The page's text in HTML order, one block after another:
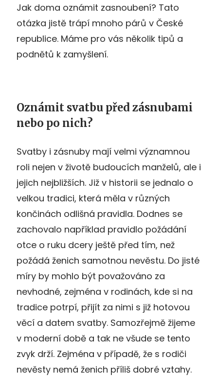
Jak doma oznámit zasnoubení? Tato
otázka jistě trápí mnoho párů v České
republice. Máme pro vás několik tipů a
podnětů k zamyšlení.
Oznámit svatbu před zásnubami
nebo po nich?
Svatby i zásnuby mají velmi významnou
roli nejen v životě budoucích manželů, ale i
jejich nejbližších. Již v historii se jednalo o
velkou tradici, která měla v různých
končinách odlišná pravidla. Dodnes se
zachovalo například pravidlo požádání
otce o ruku dcery ještě před tím, než
požádá ženich samotnou nevěstu. Do jisté
míry by mohlo být považováno za
nevhodné, zejména v rodinách, kde si na
tradice potrpí, přijít za nimi s již hotovou
věcí a datem svatby. Samozřejmě žijeme
v moderní době a tak ne všude se tento
zvyk drží. Zejména v případě, že s rodiči
nevěsty nemá ženich příliš dobré vztahy.